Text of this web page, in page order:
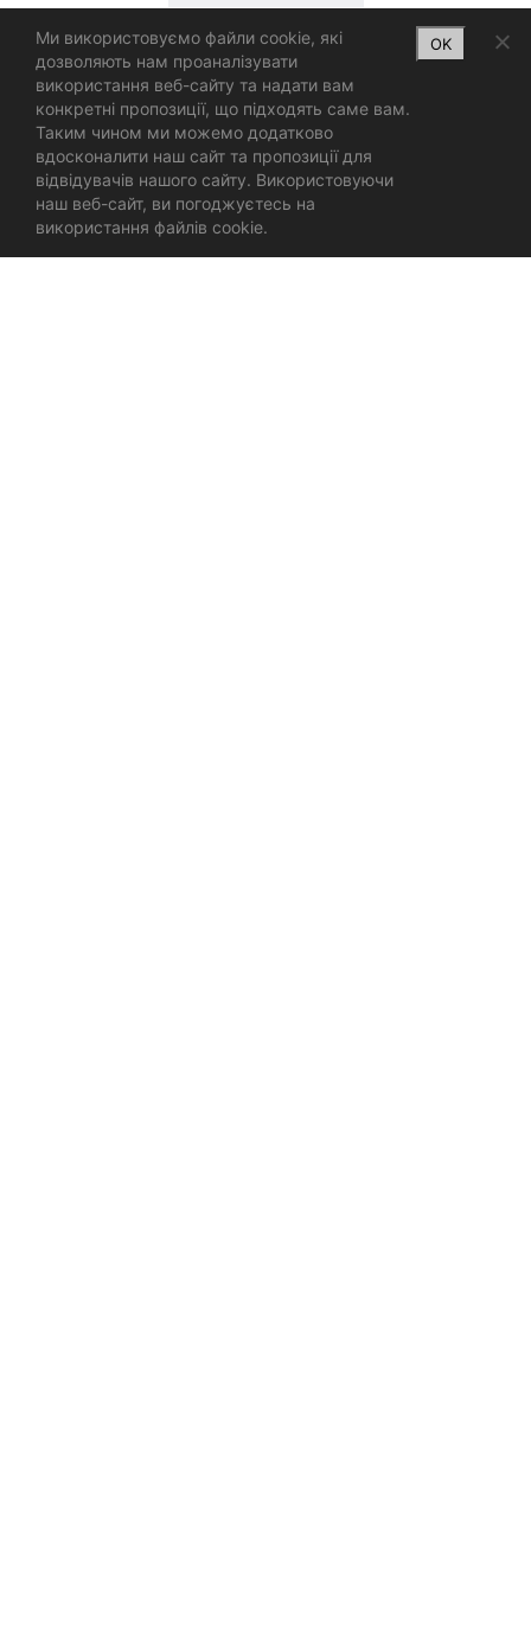
Ми використовуємо файли cookie, які
дозволяють нам проаналізувати
використання веб-сайту та надати вам
конкретні пропозиції, що підходять саме вам.
Таким чином ми можемо додатково
вдосконалити наш сайт та пропозиції для
відвідувачів нашого сайту. Використовуючи
наш веб-сайт, ви погоджуєтесь на
використання файлів cookie.
OK